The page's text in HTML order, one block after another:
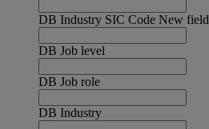
DB Industry SIC Code New field
DB Job level
DB Job role
DB Industry